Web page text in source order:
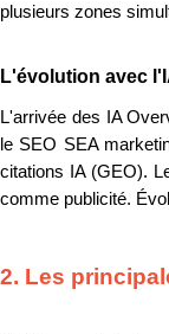
plusieurs zones
L'évolution avec
L'arrivée des IA
le SEO SEA
citations IA (GEO).
comme publicité.
2. Les